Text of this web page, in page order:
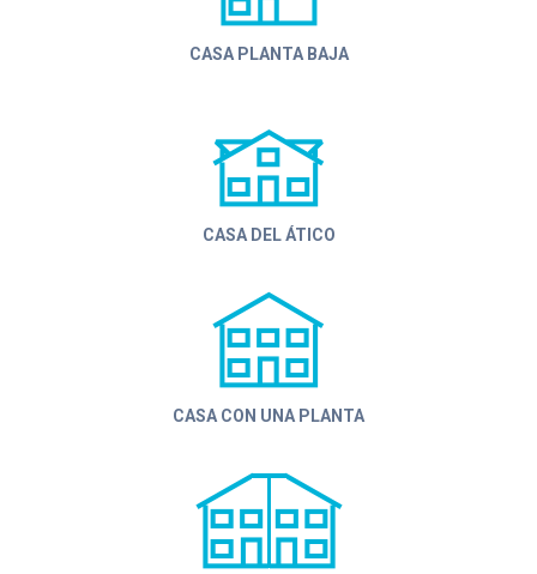
CASA PLANTA BAJA
CASA DEL ÁTICO
CASA CON UNA PLANTA